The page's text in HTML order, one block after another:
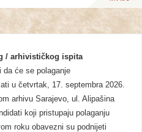
/ arhivističkog ispita
da će se polaganje
u četvrtak, 17. septembra 2026.
arhivu Sarajevo, ul. Alipašina
koji pristupaju polaganju
roku obavezni su podnijeti